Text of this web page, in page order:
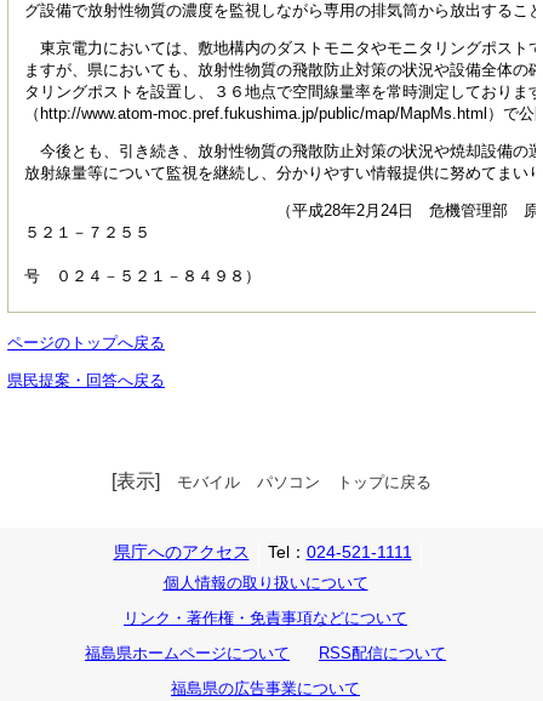
グ設備で放射性物質の濃度を監視しながら専用の排気筒から放出するこ
東京電力においては、敷地構内のダストモニタやモニタリングポスト
ますが、県においても、放射性物質の飛散防止対策の状況や設備全体の
タリングポストを設置し、３６地点で空間線量率を常時測定しておりま
（http://www.atom-moc.pref.fukushima.jp/public/map/MapMs.html）で公
今後とも、引き続き、放射性物質の飛散防止対策の状況や焼却設備の
放射線量等について監視を継続し、分かりやすい情報提供に努めてまい
（平成28年2月24日 危機管理部 原子力安全
５２１－７２５５
号 ０２４－５２１－８４９８）
ページのトップへ戻る
県民提案・回答へ戻る
[表示] モバイル パソコン トップに戻る
県庁へのアクセス Tel： 024-521-1111
個人情報の取り扱いについて
リンク・著作権・免責事項などについて
福島県ホームページについて
RSS配信について
福島県の広告事業について